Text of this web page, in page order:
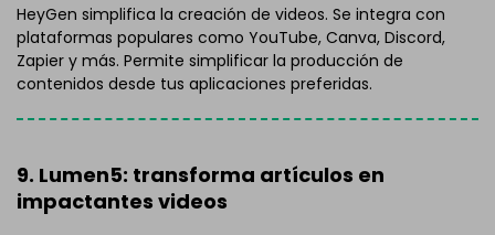
HeyGen simplifica la creación de videos. Se integra con
plataformas populares como YouTube, Canva, Discord,
Zapier y más. Permite simplificar la producción de
contenidos desde tus aplicaciones preferidas.
9. Lumen5: transforma artículos en
impactantes videos